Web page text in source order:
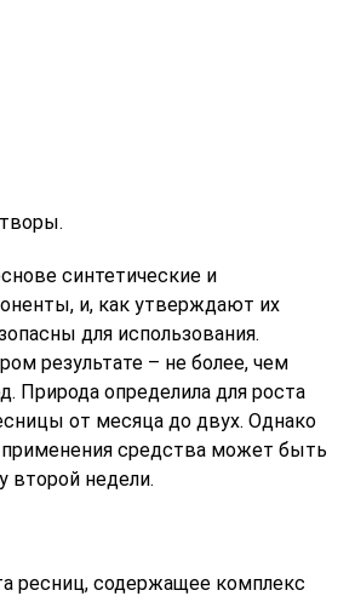
синтетические и
и, как утверждают их
для использования.
результате – не более, чем
Природа определила для роста
от месяца до двух. Однако
средства может быть
второй недели.
ресниц, содержащее комплекс